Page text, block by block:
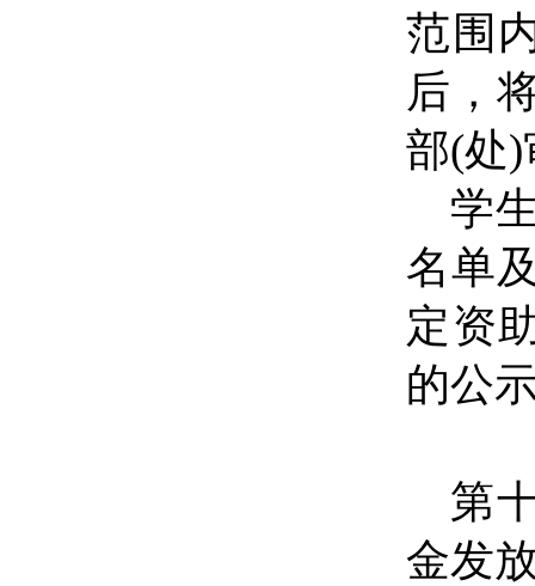
范围
后，
部(处)
学
名单
定资
的公
第
金发